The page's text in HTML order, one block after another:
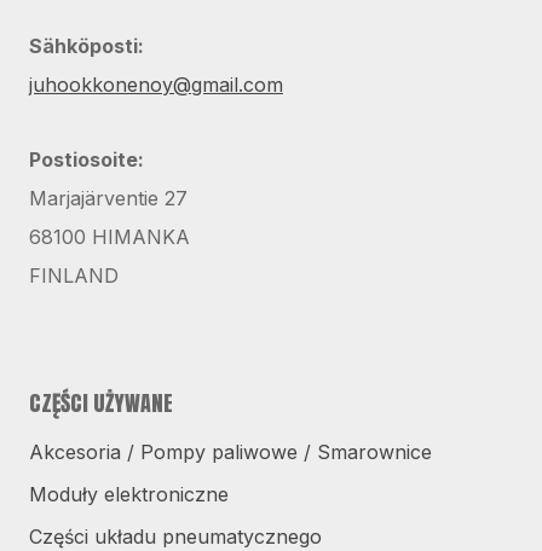
Sähköposti:
juhookkonenoy@gmail.com
Postiosoite:
Marjajärventie 27
68100 HIMANKA
FINLAND
CZĘŚCI UŻYWANE
Akcesoria / Pompy paliwowe / Smarownice
Moduły elektroniczne
Części układu pneumatycznego